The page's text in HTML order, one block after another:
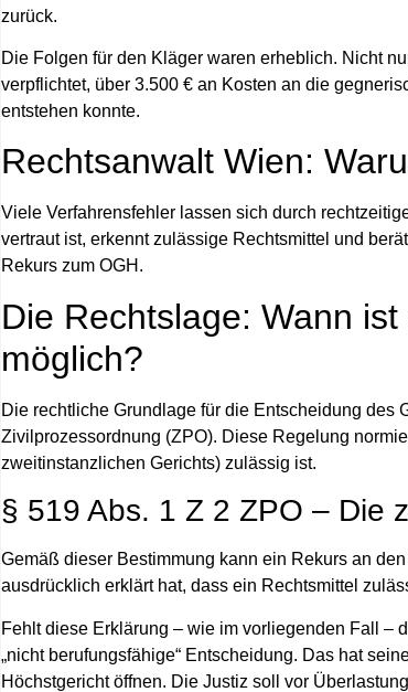
zurück.
Die Folgen für den Kläger waren erheblich. Nicht
verpflichtet, über 3.500 € an Kosten an die
entstehen konnte.
Rechtsanwalt Wien:
Viele Verfahrensfehler lassen sich durch
vertraut ist, erkennt zulässige Rechtsmittel und
Rekurs zum OGH.
Die Rechtslage: Wann
möglich?
Die rechtliche Grundlage für die Entscheidung des
Zivilprozessordnung (ZPO). Diese Regelung
zweitinstanzlichen Gerichts) zulässig ist.
§ 519 Abs. 1 Z 2 ZPO – Die
Gemäß dieser Bestimmung kann ein Rekurs an den
ausdrücklich erklärt hat, dass ein Rechtsmittel
Fehlt diese Erklärung – wie im vorliegenden Fall –
„nicht berufungsfähige“ Entscheidung. Das hat
Höchstgericht öffnen. Die Justiz soll vor